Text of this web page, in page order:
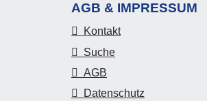
AGB & IMPRESSUM
Kontakt
Suche
AGB
Datenschutz